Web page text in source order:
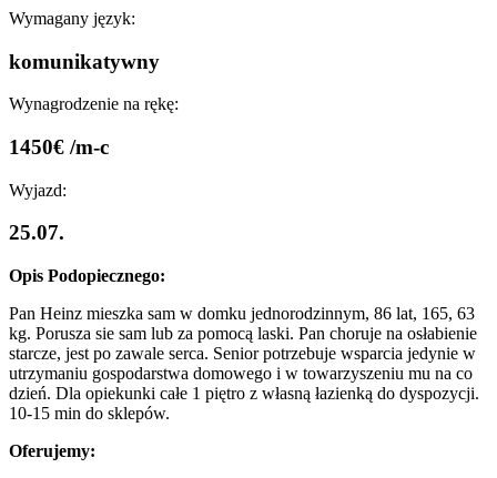
Wymagany język:
komunikatywny
Wynagrodzenie na rękę:
1450€ /m-c
Wyjazd:
25.07.
Opis Podopiecznego:
Pan Heinz mieszka sam w domku jednorodzinnym, 86 lat, 165, 63
kg. Porusza sie sam lub za pomocą laski. Pan choruje na osłabienie
starcze, jest po zawale serca. Senior potrzebuje wsparcia jedynie w
utrzymaniu gospodarstwa domowego i w towarzyszeniu mu na co
dzień. Dla opiekunki całe 1 piętro z własną łazienką do dyspozycji.
10-15 min do sklepów.
Oferujemy: